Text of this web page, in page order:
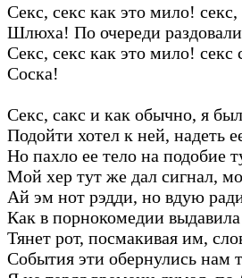
Секс, секс как это мило! секс,
Шлюха! По очереди
Секс, секс как это мило! секс
Соска!
Секс, сакс и как обычно, я
Подойти хотел к ней, надеть
Но пахло ее тело на подобие
Мой хер тут же дал сигнал,
Ай эм нот рэдди, но вдую
Как в порнокомедии
Тянет рот, посмакивая им,
События эти обернулись нам